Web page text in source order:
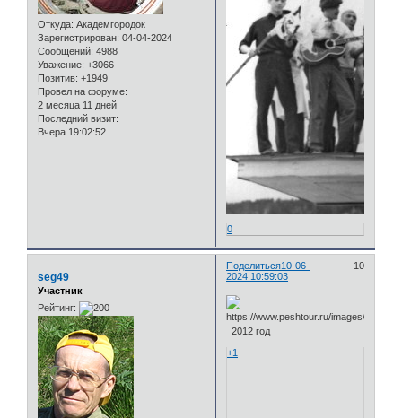
Откуда: Академгородок
Зарегистрирован: 04-04-2024
Сообщений: 4988
Уважение: +3066
Позитив: +1949
Провел на форуме:
2 месяца 11 дней
Последний визит:
Вчера 19:02:52
0
Поделиться 10
10-06-
2024 10:59:03
seg49
Участник
Рейтинг:
2012 год
+1